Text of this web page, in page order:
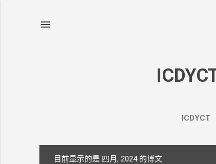
ICDYCT
目前显示的是 四月, 2024 的博文